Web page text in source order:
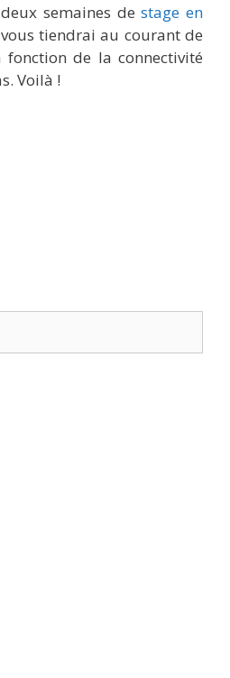
semaines destage en
tiendrai au courant de
fonction de la connectivité
Voilà !